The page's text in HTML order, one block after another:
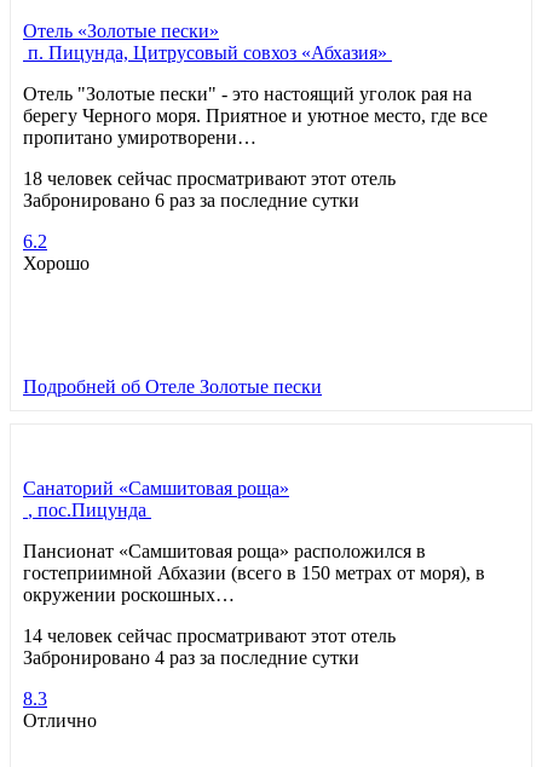
Отель «Золотые пески»
п. Пицунда, Цитрусовый совхоз «Абхазия»
Отель "Золотые пески" - это настоящий уголок рая на
берегу Черного моря. Приятное и уютное место, где все
пропитано умиротворени…
18 человек сейчас просматривают этот отель
Забронировано 6 раз за последние сутки
6.2
Хорошо
Подробней об Отеле Золотые пески
Санаторий «Самшитовая роща»
, пос.Пицунда
Пансионат «Самшитовая роща» расположился в
гостеприимной Абхазии (всего в 150 метрах от моря), в
окружении роскошных…
14 человек сейчас просматривают этот отель
Забронировано 4 раз за последние сутки
8.3
Отлично